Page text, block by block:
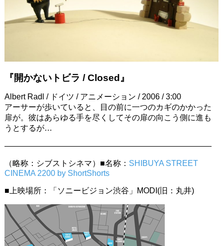
『開かないトビラ / Closed』
Albert Radl / ドイツ / アニメーション / 2006 / 3:00
アーサーが歩いていると、目の前に一つのカギのかかった
扉が。彼はあらゆる手を尽くしてその扉の向こう側に進も
うとするが…
——————————————————————————
（略称：シブストシネマ）■名称： SHIBUYA STREET
CINEMA 2200 by ShortShorts
■上映場所：「ソニービジョン渋谷」MODI(旧：丸井)